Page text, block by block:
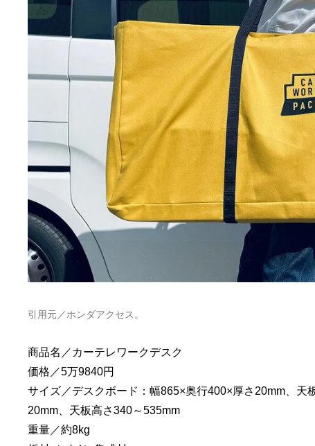
引用元／ホンダアクセス。
商品名／カーテレワークデスク
価格／5万9840円
サイズ／デスクボード：幅865×奥行400×厚さ20mm、
20mm、天板高さ340～535mm
重量／約8kg